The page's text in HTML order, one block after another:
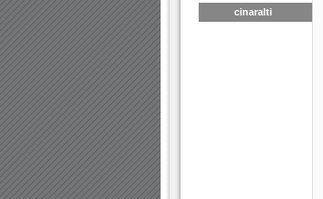
cinaralti